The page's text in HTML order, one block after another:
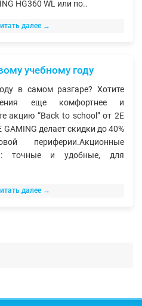
HG360 WL или по..
далее →
учебному году
в самом разгаре? Хотите
еще комфортнее и
акцию “Back to school” от 2E
делает скидки до 40%
периферии.Акционные
точные и удобные, для
далее →